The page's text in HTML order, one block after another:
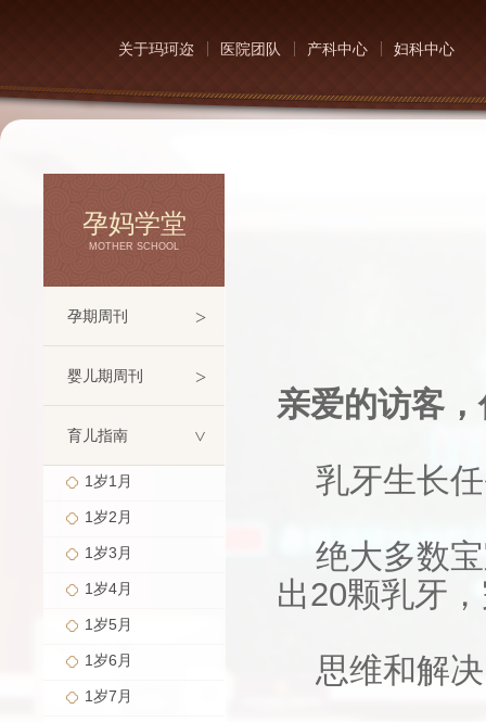
关于玛珂迩 医院团队 产科中心 妇科中心
孕妈学堂
MOTHER SCHOOL
孕期周刊 >
婴儿期周刊 >
育儿指南 >
1岁1月
1岁2月
1岁3月
1岁4月
1岁5月
1岁6月
1岁7月
亲爱的访客
乳牙生长任
绝大多数
出20颗乳牙
思维和解